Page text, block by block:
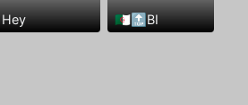
Hey 🇩🇿🔝BI